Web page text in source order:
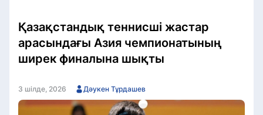
Қазақстандық теннисші жастар
арасындағы Азия чемпионатының
ширек финалына шықты
3 шілде, 2026 Дәукен Тұрдашев